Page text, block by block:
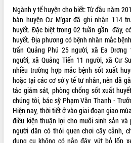
LIÊN KẾT WEB
THỐNG KÊ TRUY CẬP
Hôm nay: 4162
Ngành y tế huyện cho biết: Từ đầu năm
bàn huyện Cư M'gar đã ghi nhận 114
huyết. Đặc biệt trong 02 tuần gần đây,
huyết. Địa phương có bệnh nhân mắc
trấn Quảng Phú 25 người, xã Ea
người, xã Quảng Tiến 11 người, xã Cư
nhiều trường hợp mắc bệnh sốt xuất
hoặc tại các cơ sở y tế tư nhân, nên đã
tác giám sát, phòng chống sốt xuất
chúng tôi, bác sỹ Phạm Văn Thanh -
Hiện nay, thời tiết ở vào giai đoạn giao
điều kiện thuận lợi cho muỗi sinh sản và
người dân có thói quen chơi cây cảnh,
dụng cụ không có nắp đậy, vứt bỏ lốp